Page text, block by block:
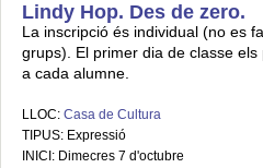
Lindy Hop. Des de zero.
La inscripció és individual (no es
grups). El primer dia de classe
a cada alumne.
LLOC: Casa de Cultura
TIPUS: Expressió
INICI: Dimecres 7 d'octubre